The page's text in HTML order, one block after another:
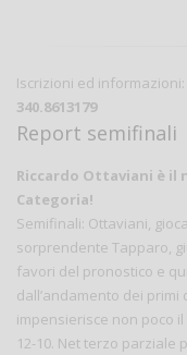
Iscrizioni ed informazioni:
340.8613179
Report semifinali
Riccardo Ottaviani è il
Categoria!
Semifinali: Ottaviani,
sorprendente Tapparo,
favori del pronostico e
dall’andamento dei
impensierisce non poco il
12-10. Net terzo parziale